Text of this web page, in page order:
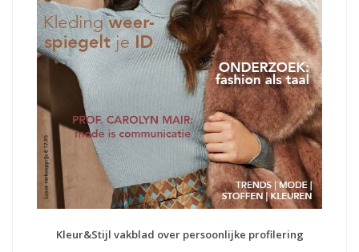
Kleur&Stijl vakblad over persoonlijke profilering